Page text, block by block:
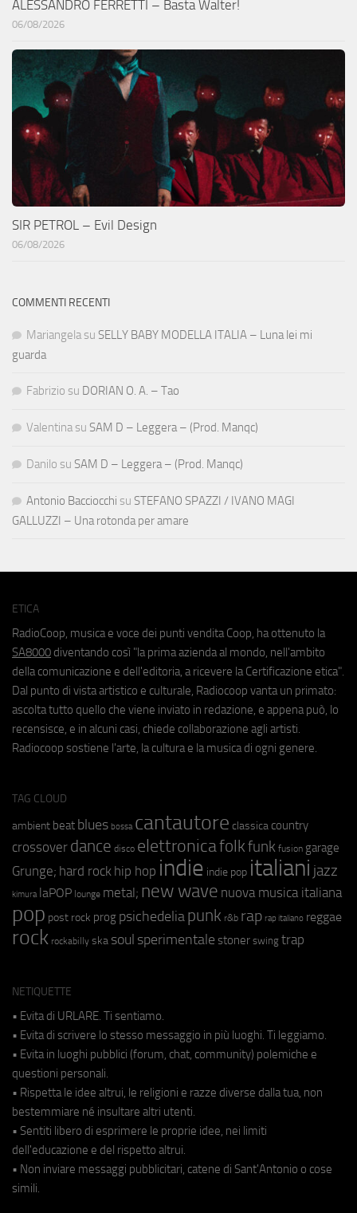
ALESSANDRO FERRETTI – Basta Walter!
06/08/2026
SIR PETROL – Evil Design
06/08/2026
COMMENTI RECENTI
Mariangela su SELLY BABY MODELLA ITALIA – Luna lei mi
guarda
Fabrizio su DORIAN O. A. – Tao
Valentina su SAM D – Leggera – (Prod. Manqc)
Danilo su SAM D – Leggera – (Prod. Manqc)
Antonio Bacciocchi su STEFANO SPAZZI / IVANO MAGI
GALLUZZI – Una rotonda per amare
ETICA
RadioCoop, musica e voce dei punti vendita Coop, ha ottenuto la
SA8000 diventando così "la prima azienda al mondo, nell'ambito
della comunicazione e dell'editoria, a ricevere la Certificazione etica".
Dal punto di vista artistico e culturale, Radiocoop vanta un primato:
ascolta tutto quello che viene inviato in redazione, e appena può, lo
recensisce, e in alcuni casi, chiede collaborazione agli artisti.
Radiocoop sostiene l'arte, la cultura e la musica di ogni genere.
TAG CLOUD
ambient beat blues bossa cantautore classica country
crossover dance disco elettronicafolkfunk fusion garage
Grunge; hard rock hip hop indie indie pop italiani jazz
kimura laPOP lounge metal; new wave nuova musica italiana
pop post rock prog psichedeliapunk r&b rap rap italiano reggae
rock rockabilly ska soul sperimentale stoner swing trap
NETIQUETTE
• Evita di URLARE. Ti sentiamo.
• Evita di scrivere lo stesso messaggio in più luoghi. Ti leggiamo.
• Evita in luoghi pubblici (forum, chat, community) polemiche e
questioni personali.
• Rispetta le idee altrui, le religioni e razze diverse dalla tua, non
bestemmiare né insultare altri utenti.
• Sentiti libero di esprimere le proprie idee, nei limiti
dell'educazione e del rispetto altrui.
• Non inviare messaggi pubblicitari, catene di Sant'Antonio o cose
simili.